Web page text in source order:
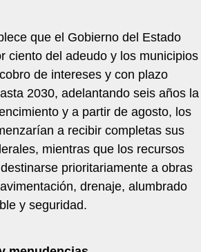
que el Gobierno del Estado
ciento del adeudo y los municipios
de intereses y con plazo
2030, adelantando seis años la
y a partir de agosto, los
a recibir completas sus
mientras que los recursos
prioritariamente a obras
drenaje, alumbrado
y seguridad.